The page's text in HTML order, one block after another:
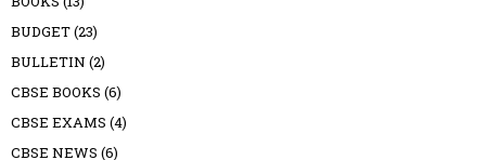
BUDGET(23)
BULLETIN (2)
CBSE BOOKS (6)
CBSE EXAMS (4)
CBSE NEWS (6)